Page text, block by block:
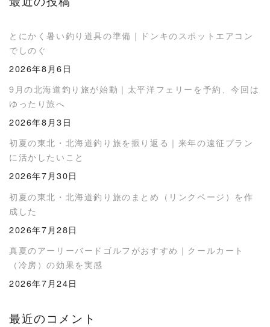
とにかく暑い釣り道具の準備｜ドンキのスポットエアコン
でしのぐ
2026年8月6日
9月の北海道釣り旅が始動｜太平洋フェリーを予約、今回は
ゆったり旅へ
2026年8月3日
初夏の東北・北海道釣り旅を振り返る｜来年の遠征プラン
に活かしたいこと
2026年7月30日
初夏の東北・北海道釣り旅のまとめ（リンクページ）を作
成した
2026年7月28日
真夏のアーリーバードゴルフがおすすめ｜クールカート
（冷房）の効果を実感
2026年7月24日
最近のコメント